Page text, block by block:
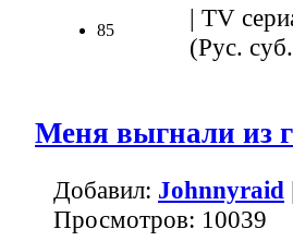
85
| TV
(Рус.
Меня выгнали из
Добавил: Johnnyraid
Просмотров: 10039